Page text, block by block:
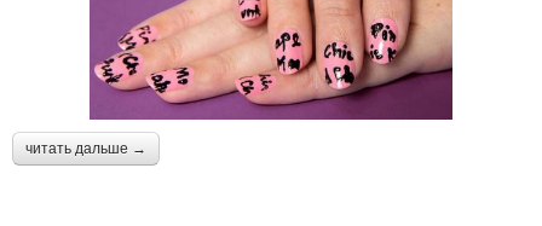
читать дальше →